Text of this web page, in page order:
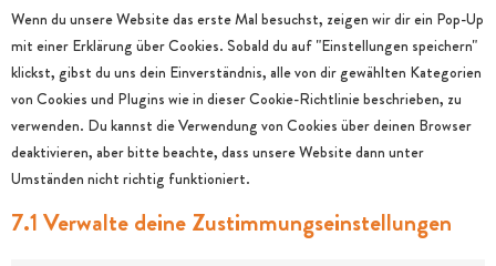
Wenn du unsere Website das erste Mal besuchst, zeigen wir dir ein Pop-Up
mit einer Erklärung über Cookies. Sobald du auf "Einstellungen speichern"
klickst, gibst du uns dein Einverständnis, alle von dir gewählten Kategorien
von Cookies und Plugins wie in dieser Cookie-Richtlinie beschrieben, zu
verwenden. Du kannst die Verwendung von Cookies über deinen Browser
deaktivieren, aber bitte beachte, dass unsere Website dann unter
Umständen nicht richtig funktioniert.
7.1 Verwalte deine Zustimmungseinstellungen